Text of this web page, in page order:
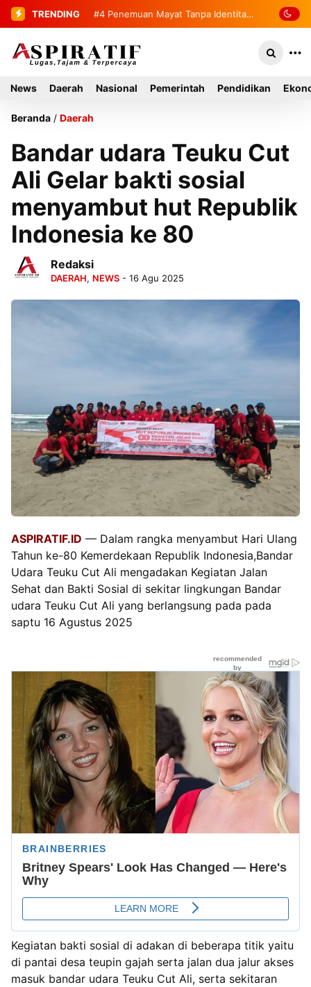
TRENDING #4 Penemuan Mayat Tanpa Identitas
Selatan
News Daerah Nasional Pemerintah Pendidikan
Beranda / Daerah
Bandar udara Teuku Cut
Ali Gelar bakti sosial
menyambut hut Republik
Indonesia ke 80
Redaksi
DAERAH, NEWS - 16 Agu 2025
ASPIRATIF.ID — Dalam rangka menyambut Hari Ulang
Tahun ke-80 Kemerdekaan Republik Indonesia,Bandar
Udara Teuku Cut Ali mengadakan Kegiatan Jalan
Sehat dan Bakti Sosial di sekitar lingkungan Bandar
udara Teuku Cut Ali yang berlangsung pada pada
saptu 16 Agustus 2025
Kegiatan bakti sosial di adakan di beberapa titik yaitu
di pantai desa teupin gajah serta jalan dua jalur akses
masuk bandar udara Teuku Cut Ali, serta sekitaran